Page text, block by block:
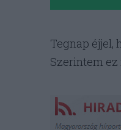
Tegnap éjjel,
Szerintem